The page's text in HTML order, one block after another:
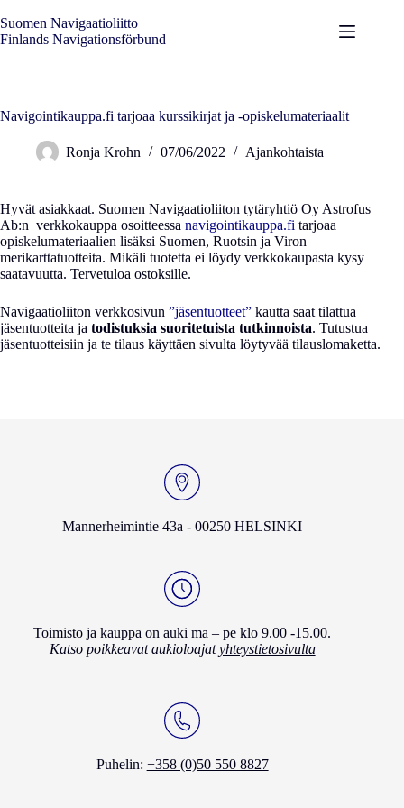
to
content
Suomen Navigaatioliitto
Finlands Navigationsförbund
Navigointikauppa.fi tarjoaa kurssikirjat ja -opiskelumateriaalit
Ronja Krohn 07/06/2022 Ajankohtaista
Hyvät asiakkaat. Suomen Navigaatioliiton tytäryhtiö Oy Astrofus
Ab:n verkkokauppa osoitteessa navigointikauppa.fi tarjoaa
opiskelumateriaalien lisäksi Suomen, Ruotsin ja Viron
merikarttatuotteita. Mikäli tuotetta ei löydy verkkokaupasta kysy
saatavuutta. Tervetuloa ostoksille.
Navigaatioliiton verkkosivun ”jäsentuotteet” kautta saat tilattua
jäsentuotteita ja todistuksia suoritetuista tutkinnoista. Tutustua
jäsentuotteisiin ja te tilaus käyttäen sivulta löytyvää tilauslomaketta.
Mannerheimintie 43a - 00250 HELSINKI
Toimisto ja kauppa on auki ma – pe klo 9.00 -15.00.
Katso poikkeavat aukioloajatyhteystietosivulta
Puhelin: +358 (0)50 550 8827